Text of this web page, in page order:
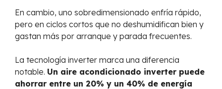
En cambio, uno sobredimensionado enfría rápido,
pero en ciclos cortos que no deshumidifican bien y
gastan más por arranque y parada frecuentes.
La tecnología inverter marca una diferencia
notable. Un aire acondicionado inverter puede
ahorrar entre un 20% y un 40% de energía